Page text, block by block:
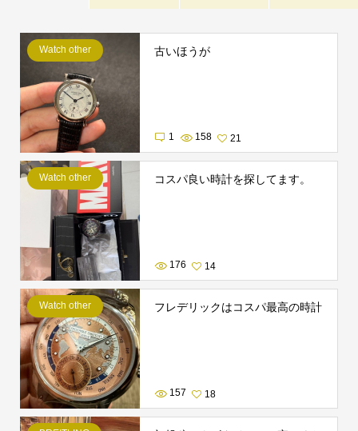
Watch other 古いほうが
1 158 21
Watch other コスパ良い時計を探してます。
176 14
Watch other フレデリックはコスパ最高の時計
157 18